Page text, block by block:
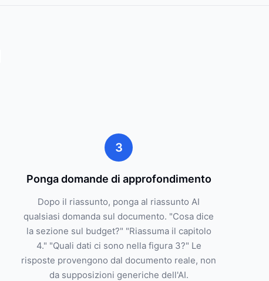
3
Ponga domande di approfondimento
Dopo il riassunto, ponga al riassunto AI
qualsiasi domanda sul documento. "Cosa dice
la sezione sul budget?" "Riassuma il capitolo
4." "Quali dati ci sono nella figura 3?" Le
risposte provengono dal documento reale, non
da supposizioni generiche dell'AI.